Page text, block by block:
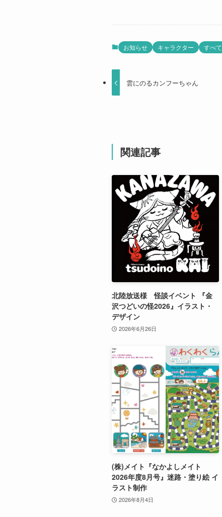
お知らせ キャラクター すべて
雲にのるカンフーちゃん
関連記事
北陸放送様 怪談イベント 『金
沢つどいの怪2026』イラスト・
デザイン
2026年6月26日
(株)メイト『なかよしメイト
2026年度8月号』迷路・塗り絵 イ
ラスト制作
2026年8月4日